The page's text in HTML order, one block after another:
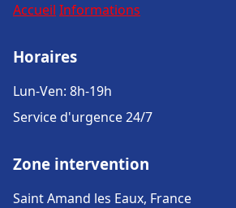
Accueil Informations
Horaires
Lun-Ven: 8h-19h
Service d'urgence 24/7
Zone intervention
Saint Amand les Eaux, France